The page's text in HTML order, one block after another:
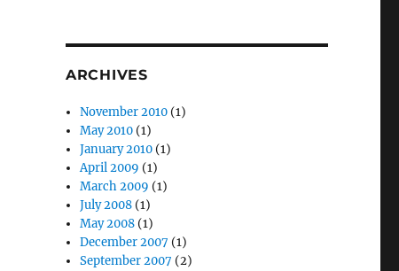
ARCHIVES
November 2010 (1)
May 2010 (1)
January 2010 (1)
April 2009 (1)
March 2009 (1)
July 2008 (1)
May 2008 (1)
December 2007 (1)
September 2007 (2)